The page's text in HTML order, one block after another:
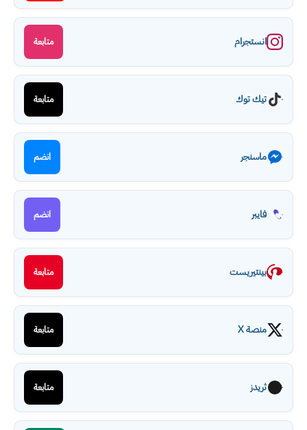
انستجرام متابعة
تيك توك متابعة
ماسنجر انضم
فايبر انضم
بينتيريست متابعة
منصة X متابعة
ثريدز متابعة